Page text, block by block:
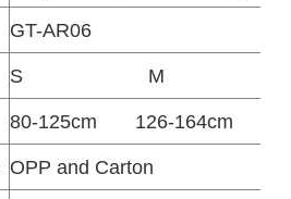
GT-AR06
S
M
80-125cm 126-164cm
OPP and Carton